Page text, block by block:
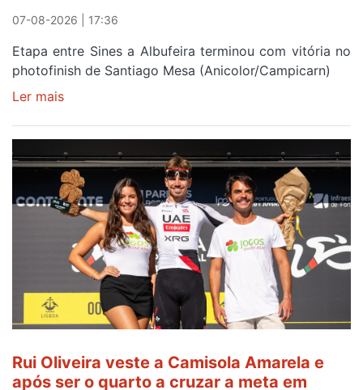
07-08-2026 | 17:36
Etapa entre Sines a Albufeira terminou com vitória no
photofinish de Santiago Mesa (Anicolor/Campicarn)
Ler mais
Oliveira
é
sexto
e
continua
Camisola
Amarela
ao
da
etapa
Rui Oliveira veste a Camisola Amarela e
após ser o quarto a cruzar a meta em